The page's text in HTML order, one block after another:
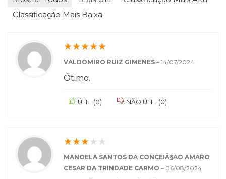
Classificação Mais Baixa
★★★★★
VALDOMIRO RUIZ GIMENES – 14/07/2024
Ótimo.
ÚTIL (0) NÃO ÚTIL (0)
★★★★ ★
MANOELA SANTOS DA CONCEIÃ§AO AMARO
CESAR DA TRINDADE CARMO – 06/08/2024